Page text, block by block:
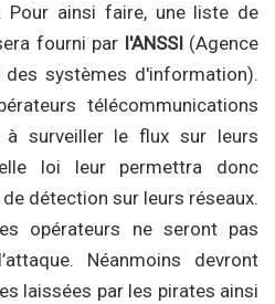
Pour ainsi faire, une liste de
fourni par l'ANSSI (Agence
systèmes d'information).
télécommunications
à surveiller le flux sur leurs
loi leur permettra donc
détection sur leurs réseaux.
opérateurs ne seront pas
Néanmoins devront
laissées par les pirates ainsi